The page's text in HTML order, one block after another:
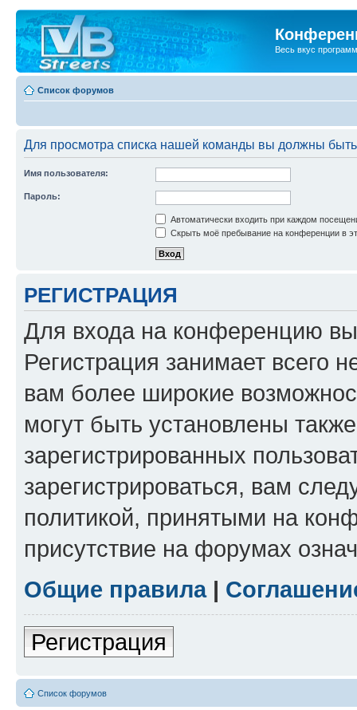
Весь вкус
Список форумов
Для просмотра списка нашей команды вы должны
Имя пользователя:
Пароль:
Автоматически входить при каждом
Скрыть моё пребывание на конференции в
РЕГИСТРАЦИЯ
Для входа на конференцию
Регистрация занимает всего
вам более широкие
могут быть установлены
зарегистрированных
зарегистрироваться, вам
политикой, принятыми на
присутствие на форумах
Общие правила|
Регистрация
Список форумов